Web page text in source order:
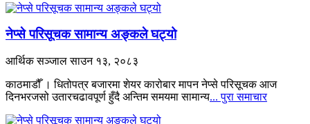
नेप्से परिसूचक सामान्य अङ्कले घट्यो
आर्थिक सञ्जालसाउन १३, २०८३
काठमाडौँ । धितोपत्र बजारमा शेयर कारोबार मापन नेप्से परिसूचक आज
दिनभरजसो उतारचढावपूर्ण हुँदै अन्तिम समयमा सामान्य... पुरा समाचार